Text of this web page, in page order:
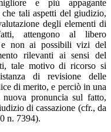
e più appagante
tali aspetti del giudizio,
degli elementi di
attengono al libero
non ai possibili vizi del
rilevanti ai sensi del
tale motivo di ricorso si
di revisione delle
di merito, e perciò in una
pronuncia sul fatto,
di cassazione (cfr., da
n. 7394).